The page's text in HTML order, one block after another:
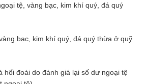
tệ, vàng bạc, kim khí quý, đá quý
bạc, kim khí quý, đá quý thừa ở quỹ
hối đoái do đánh giá lại số dư ngoại tệ